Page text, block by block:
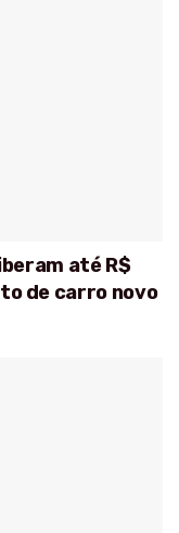
até R$
de carro novo